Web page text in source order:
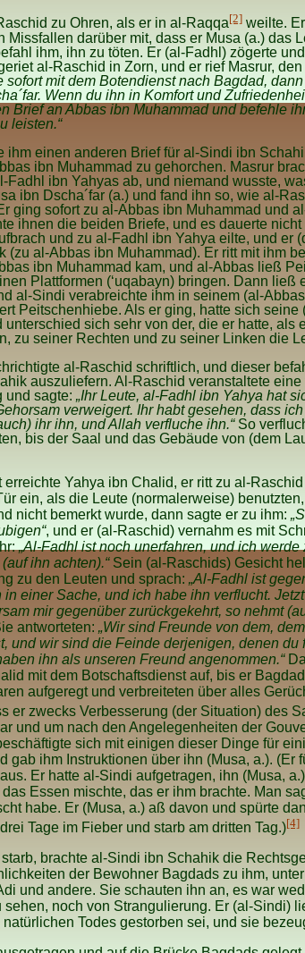
zu Ohren, als er in al-Raqqa[2] weilte.
Missfallen darüber mit, dass er Musa (a.) das
ihm, ihn zu töten. Er (al-Fadhl) zögerte
al-Raschid in Zorn, und er rief Masrur,
sofort mit dem Botendienst nach Bagdad,
Wenn du ihn in Komfort und
Brief an Abbas ibn Muhammad und befehle
leisten.“
ihm einen anderen Brief für al-Sindi ibn
ibn Muhammad zu gehorchen. Masrur
Fadhl ibn Yahyas ab, und niemand wusste,
ibn Dscha´far (a.) und fand ihn so, wie al-
ging sofort zu al-Abbas ibn Muhammad und
ihnen die beiden Briefe, und es dauerte
und zu al-Fadhl ibn Yahya eilte, und er
(zu al-Abbas ibn Muhammad). Er ritt mit ihm
ibn Muhammad kam, und al-Abbas ließ
Plattformen (‘uqabayn) bringen. Dann ließ
al-Sindi verabreichte ihm in seinem (al-
Peitschenhiebe. Als er ging, hatte sich seine
unterschied sich sehr von der, die er hatte, als
zu seiner Rechten und zu seiner Linken die
al-Raschid schriftlich, und dieser
auszuliefern. Al-Raschid veranstaltete
und sagte: „Ihr Leute, al-Fadhl ibn Yahya hat
verweigert. Ihr habt gesehen, dass
ihr ihn, und Allah verfluche ihn.“So
bis der Saal und das Gebäude von (dem
erreichte Yahya ibn Chalid, er ritt zu al-
ein, als die Leute (normalerweise)
nicht bemerkt wurde, dann sagte er zu ihm:
, und er (al-Raschid) vernahm es mit
„Al-Fadhl ist noch unerfahren, und ich werde
ihn achten).“Sein (al-Raschids) Gesicht
zu den Leuten und sprach: „Al-Fadhl ist
in einer Sache, und ich habe ihn verflucht.
mir gegenüber zurückgekehrt, so nehmt
antworteten: „Wir sind Freunde von dem,
und wir sind die Feinde derjenigen, denen du
ihn als unseren Freund angenommen.“
mit dem Botschaftsdienst auf, bis er
aufgeregt und verbreiteten über alles
er zwecks Verbesserung (der Situation) des
und um nach den Angelegenheiten der
sich mit einigen dieser Dinge für
gab ihm Instruktionen über ihn (Musa, a.). (Er
Er hatte al-Sindi aufgetragen, ihn (Musa,
Essen mischte, das er ihm brachte. Man
habe. Er (Musa, a.) aß davon und spürte
Tage im Fieber und starb am dritten Tag.)[4]
brachte al-Sindi ibn Schahik die
der Bewohner Bagdads zu ihm,
und andere. Sie schauten ihn an, es war
sehen, noch von Strangulierung. Er (al-Sindi)
Todes gestorben sei, und sie